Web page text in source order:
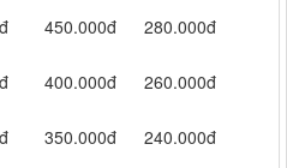
450.000đ
280.000đ
400.000đ
260.000đ
350.000đ
240.000đ